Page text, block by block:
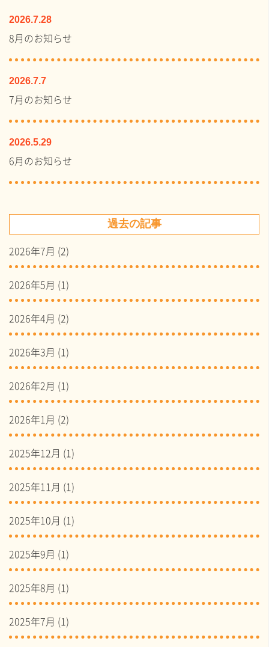
8月のお知らせ
2026.7.28
7月のお知らせ
2026.7.7
6月のお知らせ
2026.5.29
過去の記事
2026年7月 (2)
2026年5月 (1)
2026年4月 (2)
2026年3月 (1)
2026年2月 (1)
2026年1月 (2)
2025年12月 (1)
2025年11月 (1)
2025年10月 (1)
2025年9月 (1)
2025年8月 (1)
2025年7月 (1)